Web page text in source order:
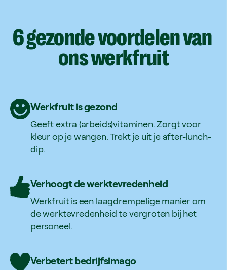
6gezondevoordelenvan
onswerkfruit
Werkfruit is gezond
Geeft extra (arbeids)vitaminen. Zorgt voor
kleur op je wangen. Trekt je uit je after-lunch-
dip.
Verhoogt de werktevredenheid
Werkfruit is een laagdrempelige manier om
de werktevredenheid te vergroten bij het
personeel.
Verbetert bedrijfsimago